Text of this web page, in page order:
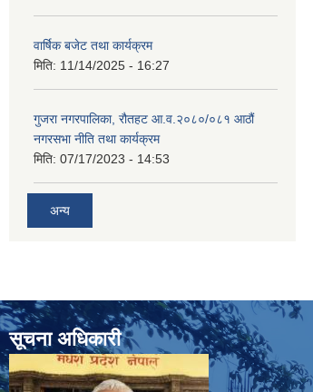
वार्षिक बजेट तथा कार्यक्रम
मिति: 11/14/2025 - 16:27
गुजरा नगरपालिका, रौतहट आ.व.२०८०/०८१ आठौं
नगरसभा नीति तथा कार्यक्रम
मिति: 07/17/2023 - 14:53
अन्य
सूचना अधिकारी